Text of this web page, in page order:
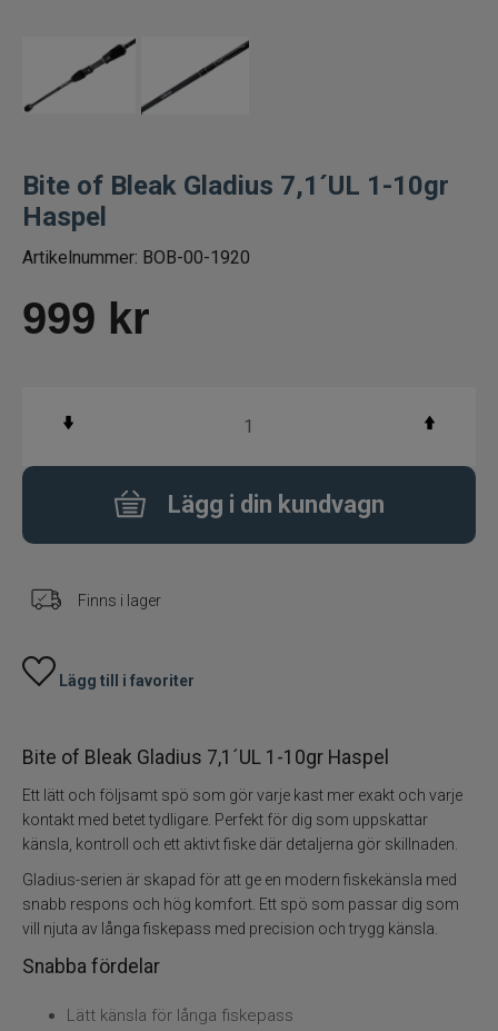
Spön för gäddfiske
Havsfiskespön
Spinnspön
Vertikalspön
Trollingspön
Fiskelinor
Småplock
Tillbehör
Flugfiske
Vinterfiske
Bite of Bleak Gladius 7,1´UL 1-10gr
Haspel
Artikelnummer: BOB-00-1920
999 kr
Lägg i din kundvagn
Finns i lager
Lägg till i favoriter
Bite of Bleak Gladius 7,1´UL 1-10gr Haspel
Ett lätt och följsamt spö som gör varje kast mer exakt och varje
kontakt med betet tydligare. Perfekt för dig som uppskattar
känsla, kontroll och ett aktivt fiske där detaljerna gör skillnaden.
Gladius-serien är skapad för att ge en modern fiskekänsla med
snabb respons och hög komfort. Ett spö som passar dig som
vill njuta av långa fiskepass med precision och trygg känsla.
Snabba fördelar
Lätt känsla för långa fiskepass